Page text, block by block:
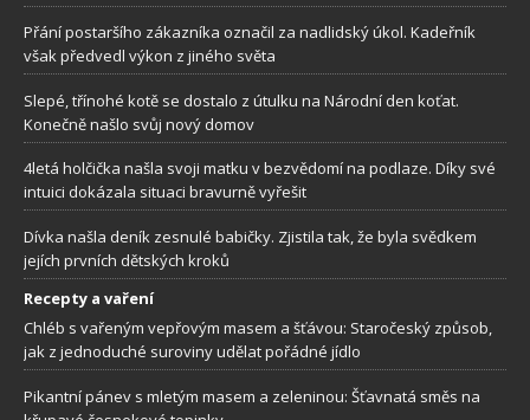
Přání postaršího zákazníka označil za nadlidský úkol. Kadeřník
však předvedl výkon z jiného světa
Slepé, třínohé kotě se dostalo z útulku na Národní den koťat.
Konečně našlo svůj nový domov
4letá holčička našla svoji matku v bezvědomí na podlaze. Díky své
intuici dokázala situaci bravurně vyřešit
Dívka našla deník zesnulé babičky. Zjistila tak, že byla svědkem
jejích prvních dětských kroků
Recepty a vaření
Chléb s vařeným vepřovým masem a šťávou: Staročeský způsob,
jak z jednoduché suroviny udělat pořádné jídlo
Pikantní pánev s mletým masem a zeleninou: Šťavnatá směs na